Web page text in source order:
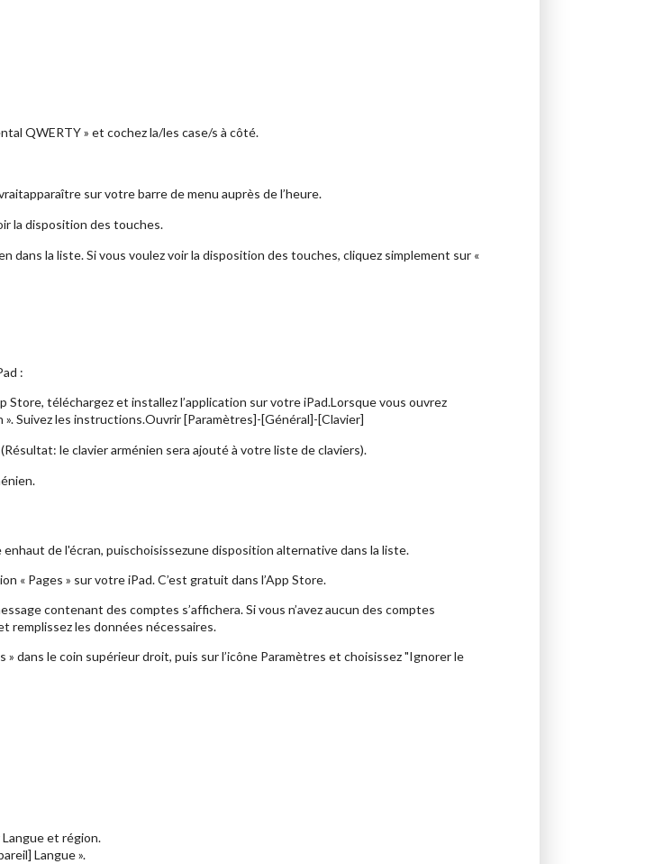
QWERTY » et cochez la/les case/s à côté.
sur votre barre de menu auprès de l’heure.
la disposition des touches.
la liste. Si vous voulez voir la disposition des touches, cliquez simplement sur «
:
Store, téléchargez et installez l’application sur votre iPad.Lorsque vous ouvrez
». Suivez les instructions.Ouvrir [Paramètres]-[Général]-[Clavier]
le clavier arménien sera ajouté à votre liste de claviers).
de l'écran, puischoisissezune disposition alternative dans la liste.
« Pages » sur votre iPad. C’est gratuit dans l’App Store.
contenant des comptes s’affichera. Si vous n’avez aucun des comptes
remplissez les données nécessaires.
» dans le coin supérieur droit, puis sur l’icône Paramètres et choisissez "Ignorer le
et région.
Langue ».